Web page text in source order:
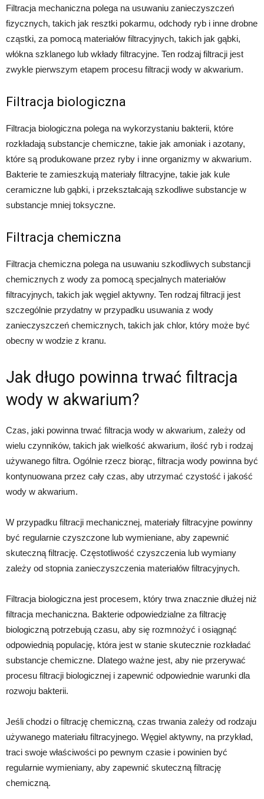
Filtracja mechaniczna polega na usuwaniu zanieczyszczeń
fizycznych, takich jak resztki pokarmu, odchody ryb i inne drobne
cząstki, za pomocą materiałów filtracyjnych, takich jak gąbki,
włókna szklanego lub wkłady filtracyjne. Ten rodzaj filtracji jest
zwykle pierwszym etapem procesu filtracji wody w akwarium.
Filtracja biologiczna
Filtracja biologiczna polega na wykorzystaniu bakterii, które
rozkładają substancje chemiczne, takie jak amoniak i azotany,
które są produkowane przez ryby i inne organizmy w akwarium.
Bakterie te zamieszkują materiały filtracyjne, takie jak kule
ceramiczne lub gąbki, i przekształcają szkodliwe substancje w
substancje mniej toksyczne.
Filtracja chemiczna
Filtracja chemiczna polega na usuwaniu szkodliwych substancji
chemicznych z wody za pomocą specjalnych materiałów
filtracyjnych, takich jak węgiel aktywny. Ten rodzaj filtracji jest
szczególnie przydatny w przypadku usuwania z wody
zanieczyszczeń chemicznych, takich jak chlor, który może być
obecny w wodzie z kranu.
Jak długo powinna trwać filtracja
wody w akwarium?
Czas, jaki powinna trwać filtracja wody w akwarium, zależy od
wielu czynników, takich jak wielkość akwarium, ilość ryb i rodzaj
używanego filtra. Ogólnie rzecz biorąc, filtracja wody powinna być
kontynuowana przez cały czas, aby utrzymać czystość i jakość
wody w akwarium.
W przypadku filtracji mechanicznej, materiały filtracyjne powinny
być regularnie czyszczone lub wymieniane, aby zapewnić
skuteczną filtrację. Częstotliwość czyszczenia lub wymiany
zależy od stopnia zanieczyszczenia materiałów filtracyjnych.
Filtracja biologiczna jest procesem, który trwa znacznie dłużej niż
filtracja mechaniczna. Bakterie odpowiedzialne za filtrację
biologiczną potrzebują czasu, aby się rozmnożyć i osiągnąć
odpowiednią populację, która jest w stanie skutecznie rozkładać
substancje chemiczne. Dlatego ważne jest, aby nie przerywać
procesu filtracji biologicznej i zapewnić odpowiednie warunki dla
rozwoju bakterii.
Jeśli chodzi o filtrację chemiczną, czas trwania zależy od rodzaju
używanego materiału filtracyjnego. Węgiel aktywny, na przykład,
traci swoje właściwości po pewnym czasie i powinien być
regularnie wymieniany, aby zapewnić skuteczną filtrację
chemiczną.